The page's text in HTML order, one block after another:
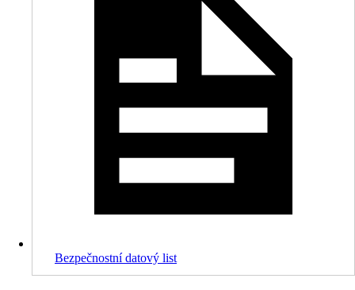
Bezpečnostní datový list